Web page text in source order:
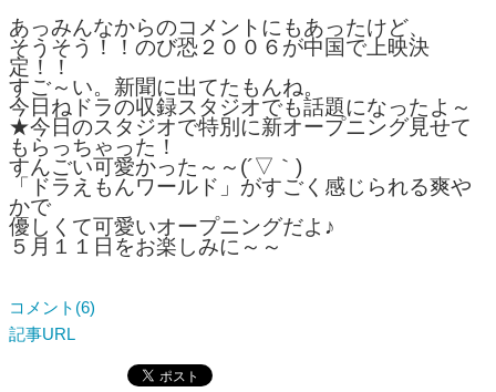
あっみんなからのコメントにもあったけど、
そうそう！！のび恐２００６が中国で上映決
定！！
すご～い。新聞に出てたもんね。
今日ねドラの収録スタジオでも話題になったよ～
★今日のスタジオで特別に新オープニング見せて
もらっちゃった！
すんごい可愛かった～～(´▽｀)
「ドラえもんワールド」がすごく感じられる爽や
かで
優しくて可愛いオープニングだよ♪
５月１１日をお楽しみに～～
コメント(6)
記事URL